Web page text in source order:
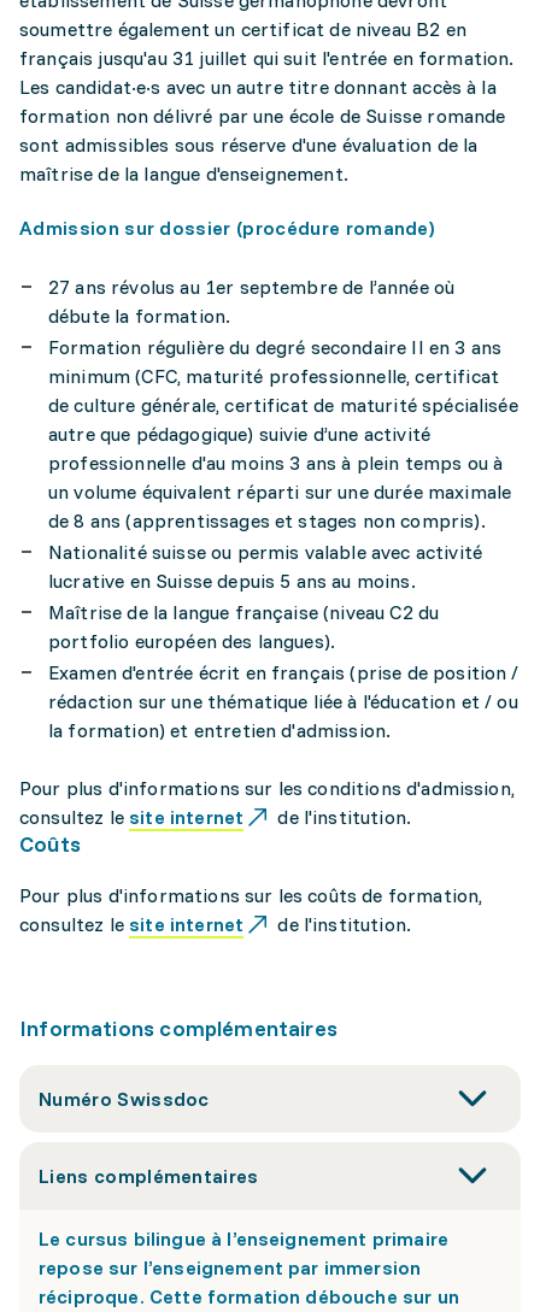
soumettre également un certificat de niveau B2 en
français jusqu'au 31 juillet qui suit l'entrée en formation.
Les candidat·e·s avec un autre titre donnant accès à la
formation non délivré par une école de Suisse romande
sont admissibles sous réserve d'une évaluation de la
maîtrise de la langue d'enseignement.
Admission sur dossier (procédure romande)
27 ans révolus au 1er septembre de l’année où
débute la formation.
Formation régulière du degré secondaire II en 3 ans
minimum (CFC, maturité professionnelle, certificat
de culture générale, certificat de maturité spécialisée
autre que pédagogique) suivie d’une activité
professionnelle d'au moins 3 ans à plein temps ou à
un volume équivalent réparti sur une durée maximale
de 8 ans (apprentissages et stages non compris).
Nationalité suisse ou permis valable avec activité
lucrative en Suisse depuis 5 ans au moins.
Maîtrise de la langue française (niveau C2 du
portfolio européen des langues).
Examen d'entrée écrit en français (prise de position /
rédaction sur une thématique liée à l'éducation et / ou
la formation) et entretien d'admission.
Pour plus d'informations sur les conditions d'admission,
consultez le site internet de l'institution.
Coûts
Pour plus d'informations sur les coûts de formation,
consultez le site internet de l'institution.
Informations complémentaires
Numéro Swissdoc
Liens complémentaires
Le cursus bilingue à l’enseignement primaire
repose sur l’enseignement par immersion
réciproque. Cette formation débouche sur un